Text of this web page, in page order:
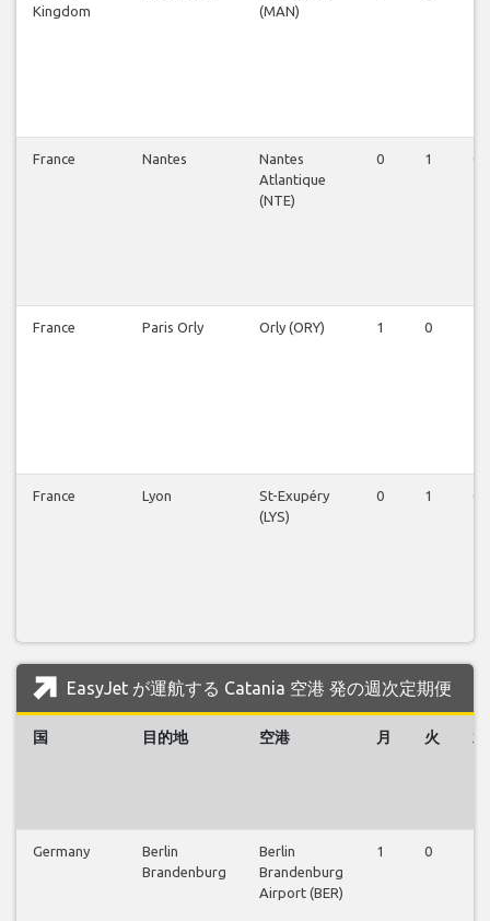
Kingdom
(MAN)
France Nantes
Nantes
Atlantique
(NTE)
0 1 0
France Paris Orly Orly (ORY) 1 0
France Lyon
St-Exupéry
(LYS)
0 1 0
EasyJet が運航する Catania 空港 発の週次定期便
国 目的地 空港 月 火 水
Germany
Berlin
Brandenburg
Berlin
Brandenburg
Airport (BER)
1 0